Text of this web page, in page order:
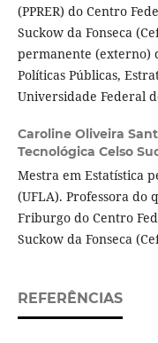
(PPRER) do Centro
Suckow da Fonseca
permanente (externo)
Políticas Públicas,
Universidade Federal
Caroline Oliveira
Tecnológica Celso
Mestra em Estatística
(UFLA). Professora do
Friburgo do Centro
Suckow da Fonseca
REFERÊNCIAS